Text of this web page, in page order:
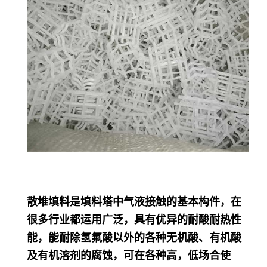
散堆填料是填料塔中气液接触的基本构件，在
很多行业都运用广泛，具有优异的耐酸耐热性
能，能耐除氢氟酸以外的各种无机酸、有机酸
及有机溶剂的腐蚀，可在各种高，低场合使